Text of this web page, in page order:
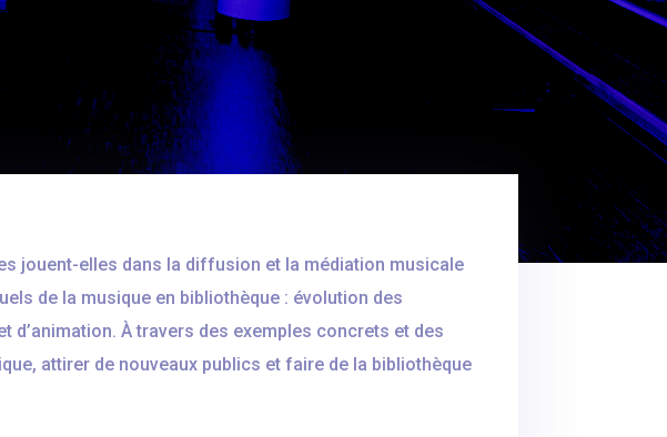
jouent-elles dans la diffusion et la médiation musicale
de la musique en bibliothèque : évolution des
À travers des exemples concrets et des
attirer de nouveaux publics et faire de la bibliothèque